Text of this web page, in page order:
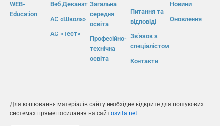
WEB-
Education
Веб Деканат
АС «Школа»
АС «Тест»
Загальна
середня
освіта
Професійно-
технічна
освіта
Питання та
відповіді
Зв’язок з
спеціалістом
Контакти
Новини
Оновлення
Для копіювання матеріалів сайту необхідне відкрите для пошукових
системах пряме посилання на сайт osvita.net.